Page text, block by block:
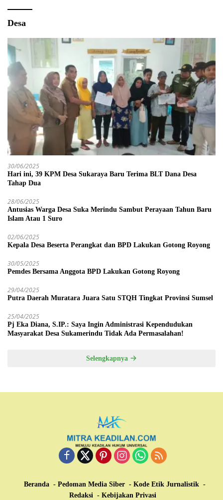
Desa
30/06/2025
Hari ini, 39 KPM Desa Sukaraya Baru Terima BLT Dana Desa
Tahap Dua
28/06/2025
Antusias Warga Desa Suka Merindu Sambut Perayaan Tahun Baru
Islam Atau 1 Suro
02/06/2025
Kepala Desa Beserta Perangkat dan BPD Lakukan Gotong Royong
30/05/2025
Pemdes Bersama Anggota BPD Lakukan Gotong Royong
29/04/2025
Putra Daerah Muratara Juara Satu STQH Tingkat Provinsi Sumsel
25/04/2025
Pj Eka Diana, S.IP.: Saya Ingin Administrasi Kependudukan
Masyarakat Desa Sukamerindu Tidak Ada Permasalahan!
Selengkapnya
Beranda Pedoman Media Siber
Kode Etik Jurnalistik
Redaksi
Kebijakan Privasi